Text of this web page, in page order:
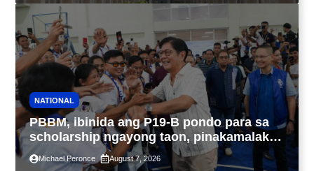
NATIONAL
PBBM, ibinida ang P19-B pondo para sa
scholarship ngayong taon, pinakamalaki
sa kasaysayan ng TESDA
Michael Peronce August 7, 2026